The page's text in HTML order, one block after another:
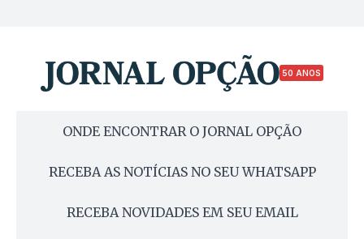
50 ANOS
ONDE ENCONTRAR O JORNAL OPÇÃO
RECEBA AS NOTÍCIAS NO SEU WHATSAPP
RECEBA NOVIDADES EM SEU EMAIL